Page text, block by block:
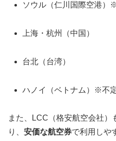
ソウル（仁川国際空港）
上海・杭州（中国）
台北（台湾）
ハノイ（ベトナム）※不
また、LCC（格安航空会社）
り、 安価な航空券で利用しや